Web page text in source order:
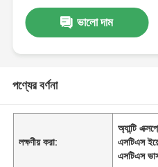
ভালো দাম
পণ্যের বর্ণনা
লক্ষণীয় করা:
অ্যান্টি
এসটিএস
এসটিএস